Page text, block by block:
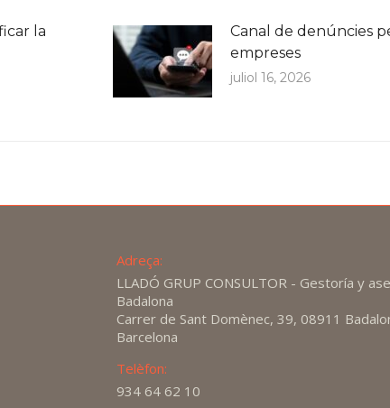
la
Canal de denúncies
empreses
juliol 16, 2026
Adreça:
LLADÓ GRUP CONSULTOR - Gestoría y
Badalona
Carrer de Sant Domènec, 39, 08911
Barcelona
Telèfon:
934 64 62 10